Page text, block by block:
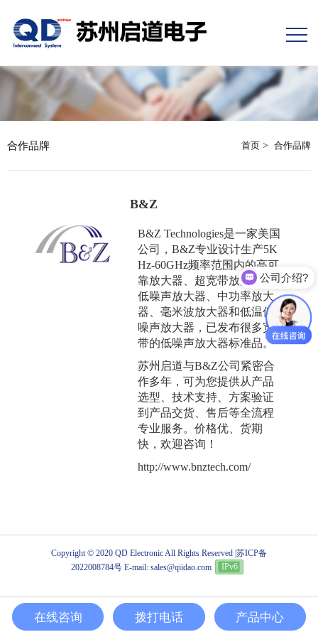
合作品牌 首页 > 合作品牌
B&Z
B&Z Technologies是一家美国
公司，B&Z专业设计生产5K
Hz-60GHz频率范围内的高可
靠放大器、超宽带放大器、
低噪声放大器、中功率放大
器、毫米波放大器和低温低
噪声放大器，已发布很多宽
带的低噪声放大器标准品。
苏州启道与B&Z公司紧密合
作多年，可为您提供从产品
选型、技术支持、方案验证
到产品交货、售后等全流程
专业服务。价格优、货期
快，欢迎咨询！
http://www.bnztech.com/
Copyright © 2020 QD Electronic All Rights Reserved |苏ICP备
2022008784号 E-mail: sales@qiidao.com IPv6
公司介绍?
在线咨询 拨打电话 产品中心